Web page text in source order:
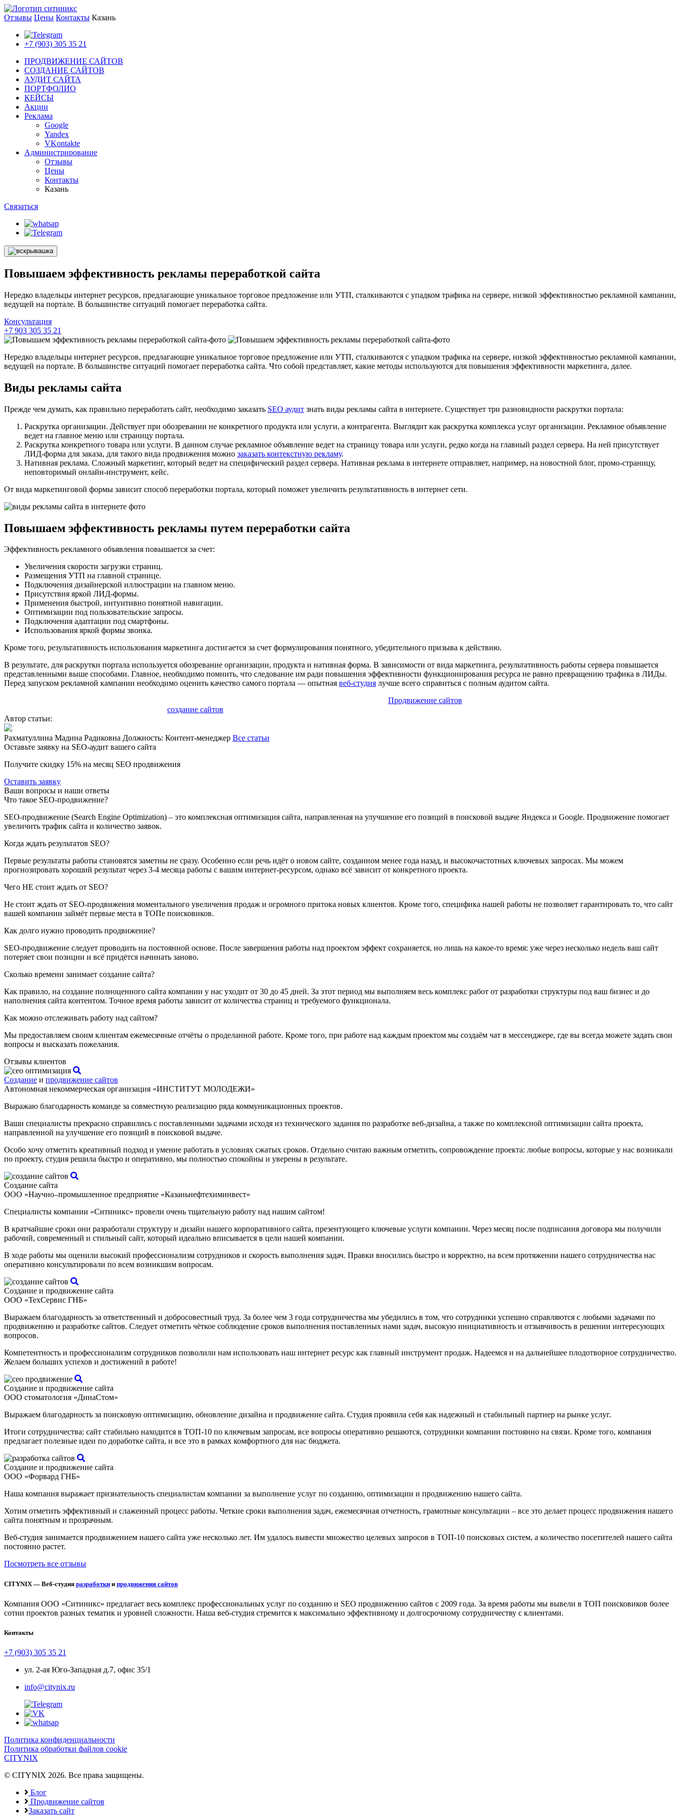
Отзывы Цены Контакты Казань
+7 (903) 305 35 21
ПРОДВИЖЕНИЕ САЙТОВ
СОЗДАНИЕ САЙТОВ
АУДИТ САЙТА
ПОРТФОЛИО
КЕЙСЫ
Акции
Реклама
Google
Yandex
VKontakte
Администрирование
Отзывы
Цены
Контакты
Казань
Связаться
Повышаем эффективность рекламы переработкой сайта
Нередко владельцы интернет ресурсов, предлагающие уникальное торговое предложение или УТП, сталкиваются с упадком трафика на сервере, низкой эффективностью рекламной кампании,
ведущей на портале. В большинстве ситуаций помогает переработка сайта.
Консультация
+7 903 305 35 21
Нередко владельцы интернет ресурсов, предлагающие уникальное торговое предложение или УТП, сталкиваются с упадком трафика на сервере, низкой эффективностью рекламной кампании,
ведущей на портале. В большинстве ситуаций помогает переработка сайта. Что собой представляет, какие методы используются для повышения эффективности маркетинга, далее.
Виды рекламы сайта
Прежде чем думать, как правильно переработать сайт, необходимо заказать SEO аудит знать виды рекламы сайта в интернете. Существует три разновидности раскрутки портала:
Раскрутка организации. Действует при обозревании не конкретного продукта или услуги, а контрагента. Выглядит как раскрутка комплекса услуг организации. Рекламное объявление
ведет на главное меню или страницу портала.
Раскрутка конкретного товара или услуги. В данном случае рекламное объявление ведет на страницу товара или услуги, редко когда на главный раздел сервера. На ней присутствует
ЛИД-форма для заказа, для такого вида продвижения можно заказать контекстную рекламу.
Нативная реклама. Сложный маркетинг, который ведет на специфический раздел сервера. Нативная реклама в интернете отправляет, например, на новостной блог, промо-страницу,
неповторимый онлайн-инструмент, кейс.
От вида маркетинговой формы зависит способ переработки портала, который поможет увеличить результативность в интернет сети.
Повышаем эффективность рекламы путем переработки сайта
Эффективность рекламного объявления повышается за счет:
Увеличения скорости загрузки страниц.
Размещения УТП на главной странице.
Подключения дизайнерской иллюстрации на главном меню.
Присутствия яркой ЛИД-формы.
Применения быстрой, интуитивно понятной навигации.
Оптимизации под пользовательские запросы.
Подключения адаптации под смартфоны.
Использования яркой формы звонка.
Кроме того, результативность использования маркетинга достигается за счет формулирования понятного, убедительного призыва к действию.
В результате, для раскрутки портала используется обозревание организации, продукта и нативная форма. В зависимости от вида маркетинга, результативность работы сервера повышается
представленными выше способами. Главное, необходимо помнить, что следование им ради повышения эффективности функционирования ресурса не равно превращению трафика в ЛИДы.
Перед запуском рекламной кампании необходимо оценить качество самого портала — опытная веб-студия лучше всего справиться с полным аудитом сайта.
Продвижение сайтов
создание сайтов
Автор статьи:
Рахматуллина Мадина Радиковна Должность: Контент-менеджер Все статьи
Оставьте заявку на SEO-аудит вашего сайта
Получите скидку 15% на месяц SEO продвижения
Оставить заявку
Ваши вопросы и наши ответы
Что такое SEO-продвижение?
SEO-продвижение (Search Engine Optimization) – это комплексная оптимизация сайта, направленная на улучшение его позиций в поисковой выдаче Яндекса и Google. Продвижение помогает
увеличить трафик сайта и количество заявок.
Когда ждать результатов SEO?
Первые результаты работы становятся заметны не сразу. Особенно если речь идёт о новом сайте, созданном менее года назад, и высокочастотных ключевых запросах. Мы можем
прогнозировать хороший результат через 3-4 месяца работы с вашим интернет-ресурсом, однако всё зависит от конкретного проекта.
Чего НЕ стоит ждать от SEO?
Не стоит ждать от SEO-продвижения моментального увеличения продаж и огромного притока новых клиентов. Кроме того, специфика нашей работы не позволяет гарантировать то, что сайт
вашей компании займёт первые места в ТОПе поисковиков.
Как долго нужно проводить продвижение?
SEO-продвижение следует проводить на постоянной основе. После завершения работы над проектом эффект сохраняется, но лишь на какое-то время: уже через несколько недель ваш сайт
потеряет свои позиции и всё придётся начинать заново.
Сколько времени занимает создание сайта?
Как правило, на создание полноценного сайта компании у нас уходит от 30 до 45 дней. За этот период мы выполняем весь комплекс работ от разработки структуры под ваш бизнес и до
наполнения сайта контентом. Точное время работы зависит от количества страниц и требуемого функционала.
Как можно отслеживать работу над сайтом?
Мы предоставляем своим клиентам ежемесячные отчёты о проделанной работе. Кроме того, при работе над каждым проектом мы создаём чат в мессенджере, где вы всегда можете задать свои
вопросы и высказать пожелания.
Отзывы клиентов
Создание и продвижение сайтов
Автономная некоммерческая организация «ИНСТИТУТ МОЛОДЕЖИ»
Выражаю благодарность команде за совместную реализацию ряда коммуникационных проектов.
Ваши специалисты прекрасно справились с поставленными задачами исходя из технического задания по разработке веб-дизайна, а также по комплексной оптимизации сайта проекта,
направленной на улучшение его позиций в поисковой выдаче.
Особо хочу отметить креативный подход и умение работать в условиях сжатых сроков. Отдельно считаю важным отметить, сопровождение проекта: любые вопросы, которые у нас возникали
по проекту, студия решила быстро и оперативно, мы полностью спокойны и уверены в результате.
Создание сайта
ООО «Научно–промышленное предприятие «Казаньнефтехиминвест»
Специалисты компании «Ситиникс» провели очень тщательную работу над нашим сайтом!
В кратчайшие сроки они разработали структуру и дизайн нашего корпоративного сайта, презентующего ключевые услуги компании. Через месяц после подписания договора мы получили
рабочий, современный и стильный сайт, который идеально вписывается в цели нашей компании.
В ходе работы мы оценили высокий профессионализм сотрудников и скорость выполнения задач. Правки вносились быстро и корректно, на всем протяжении нашего сотрудничества нас
оперативно консультировали по всем возникшим вопросам.
Создание и продвижение сайта
ООО «ТехСервис ГНБ»
Выражаем благодарность за ответственный и добросовестный труд. За более чем 3 года сотрудничества мы убедились в том, что сотрудники успешно справляются с любыми задачами по
продвижению и разработке сайтов. Следует отметить чёткое соблюдение сроков выполнения поставленных нами задач, высокую инициативность и отзывчивость в решении интересующих
вопросов.
Компетентность и профессионализм сотрудников позволили нам использовать наш интернет ресурс как главный инструмент продаж. Надеемся и на дальнейшее плодотворное сотрудничество.
Желаем больших успехов и достижений в работе!
Создание и продвижение сайта
ООО стоматология «ДинаСтом»
Выражаем благодарность за поисковую оптимизацию, обновление дизайна и продвижение сайта. Студия проявила себя как надежный и стабильный партнер на рынке услуг.
Итоги сотрудничества: сайт стабильно находится в ТОП-10 по ключевым запросам, все вопросы оперативно решаются, сотрудники компании постоянно на связи. Кроме того, компания
предлагает полезные идеи по доработке сайта, и все это в рамках комфортного для нас бюджета.
Создание и продвижение сайта
ООО «Форвард ГНБ»
Наша компания выражает признательность специалистам компании за выполнение услуг по созданию, оптимизации и продвижению нашего сайта.
Хотим отметить эффективный и слаженный процесс работы. Четкие сроки выполнения задач, ежемесячная отчетность, грамотные консультации – все это делает процесс продвижения нашего
сайта понятным и прозрачным.
Веб-студия занимается продвижением нашего сайта уже несколько лет. Им удалось вывести множество целевых запросов в ТОП-10 поисковых систем, а количество посетителей нашего сайта
постоянно растет.
Посмотреть все отзывы
CITYNIX — Веб-студия разработки и продвижения сайтов
Компания ООО «Ситиникс» предлагает весь комплекс профессиональных услуг по созданию и SEO продвижению сайтов с 2009 года. За время работы мы вывели в ТОП поисковиков более
сотни проектов разных тематик и уровней сложности. Наша веб-студия стремится к максимально эффективному и долгосрочному сотрудничеству с клиентами.
Контакты
+7 (903) 305 35 21
ул. 2-ая Юго-Западная д.7, офис 35/1
info@citynix.ru
Политика конфиденциальности
Политика обработки файлов cookie
CITYNIX
© CITYNIX 2026. Все права защищены.
Блог
Продвижение сайтов
Заказать сайт